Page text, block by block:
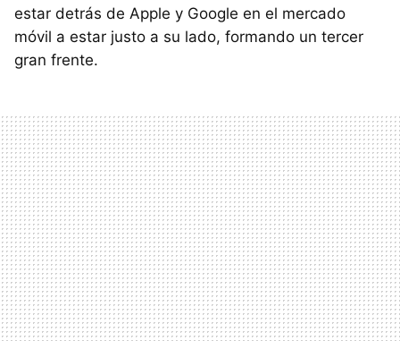
estar detrás de Apple y Google en el mercado
móvil a estar justo a su lado, formando un tercer
gran frente.